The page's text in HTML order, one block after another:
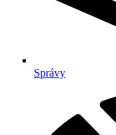
Správy